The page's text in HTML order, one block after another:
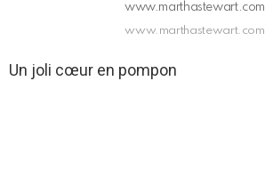
www.marthastewart.com
www.marthastewart.com
Un joli cœur en pompon